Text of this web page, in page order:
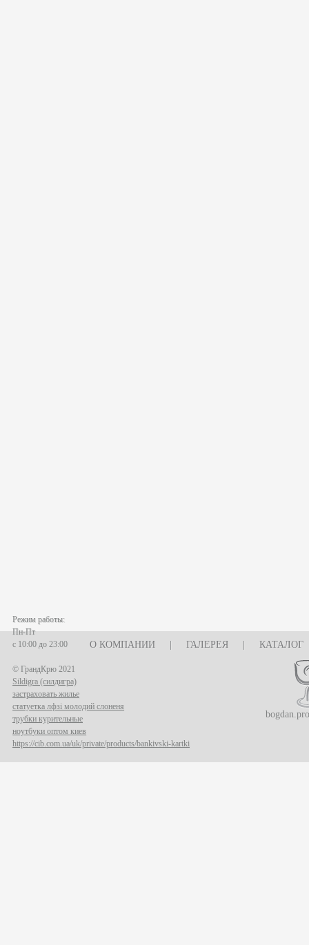
О КОМПАНИИ ГАЛЕРЕЯ КАТАЛОГ
Режим работы:
Пн-Пт
с 10:00 до 23:00
© ГрандКрю 2021
Sildigra (силдигра)
застраховать жилье
статуетка лфзі молодий слоненя
трубки курительные
ноутбуки оптом киев
https://cib.com.ua/uk/private/products/bankivski-kartki